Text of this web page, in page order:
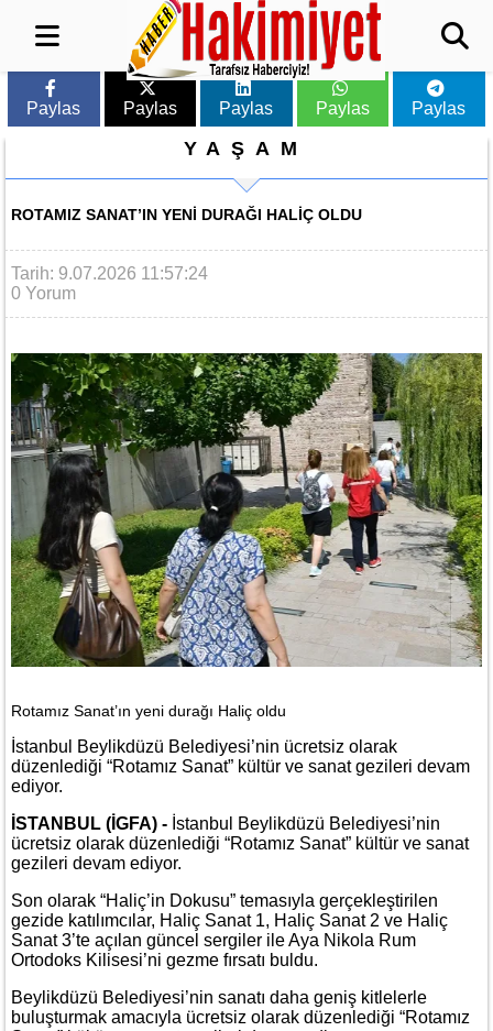
Paylas Paylas Paylas Paylas Paylas
YAŞAM
ROTAMIZ SANAT’IN YENI DURAĞI HALIÇ OLDU
Tarih: 9.07.2026 11:57:24
0 Yorum
Rotamız Sanat’ın yeni durağı Haliç oldu
İstanbul Beylikdüzü Belediyesi’nin ücretsiz olarak
düzenlediği “Rotamız Sanat” kültür ve sanat gezileri devam
ediyor.
İSTANBUL (İGFA) - İstanbul Beylikdüzü Belediyesi’nin
ücretsiz olarak düzenlediği “Rotamız Sanat” kültür ve sanat
gezileri devam ediyor.
Son olarak “Haliç’in Dokusu” temasıyla gerçekleştirilen
gezide katılımcılar, Haliç Sanat 1, Haliç Sanat 2 ve Haliç
Sanat 3’te açılan güncel sergiler ile Aya Nikola Rum
Ortodoks Kilisesi’ni gezme fırsatı buldu.
Beylikdüzü Belediyesi’nin sanatı daha geniş kitlelerle
buluşturmak amacıyla ücretsiz olarak düzenlediği “Rotamız